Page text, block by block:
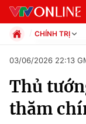
Chuyên mục
Chính trị
CHÍNH TRỊ
Xã hội
Pháp luật
Thể thao
03/06/2026 22:13
Thủ
thăm